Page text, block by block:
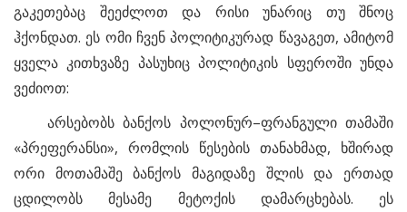
გაკეთებაც შეეძლოთ და რისი უნარიც თუ შნოც
ჰქონდათ. ეს ომი ჩვენ პოლიტიკურად წავაგეთ, ამიტომ
ყველა კითხვაზე პასუხიც პოლიტიკის სფეროში უნდა
ვეძიოთ:
არსებობს ბანქოს პოლონურ–ფრანგული თამაში
«პრეფერანსი», რომლის წესების თანახმად, ხშირად
ორი მოთამაშე ბანქოს მაგიდაზე შლის და ერთად
ცდილობს მესამე მეტოქის დამარცხებას. ეს